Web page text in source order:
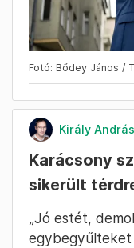
Fotó: Bődey János /
Király András
Karácsony
sikerült
„Jó estét,
egybegyűlteket